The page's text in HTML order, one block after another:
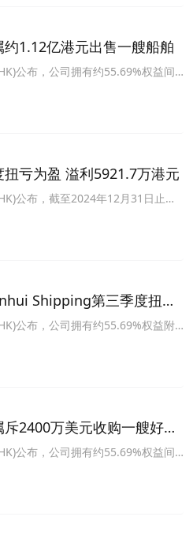
1.12亿港元出售一艘船舶
公布，公司拥有约55.69%权益间
协议，有关以1440万美元(约1.12
公吨的超级大灵便型船舶，该船
收益。出售所得款项净额将用作一
亏为盈 溢利5921.7万港元
公布，截至2024年12月31日止年
亿港元；每股盈利0.112港元。
Shipping第三季度扭亏
公布，公司拥有约55.69%权益附
，营业收入约4558.5万美元，同比
美元，而上年同期亏损净额为
2400万美元收购一艘好望
公布，公司拥有约55.69%权益间
该协议。购入价为2400万美元(约
9月1日至2024年12月31日期间由卖